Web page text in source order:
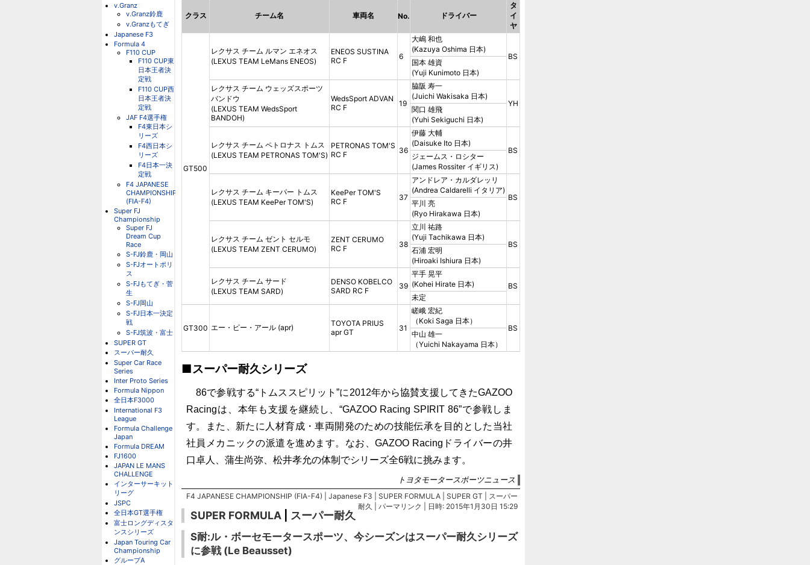
v.Granz
v.Granz鈴鹿
v.Granzもてぎ
Japanese F3
Formula 4
F110 CUP
F110 CUP東
日本王者決
定戦
F110 CUP西
日本王者決
定戦
JAF F4選手権
F4東日本シ
リーズ
F4西日本シ
リーズ
F4日本一決
定戦
F4 JAPANESE
CHAMPIONSHIP
(FIA-F4)
Super FJ
Championship
Super FJ
Dream Cup
Race
S-FJ鈴鹿・岡山
S-FJオートポリ
ス
S-FJもてぎ・菅
生
S-FJ岡山
S-FJ日本一決定
戦
S-FJ筑波・富士
SUPER GT
スーパー耐久
Super Car Race
Series
Inter Proto Series
Formula Nippon
全日本F3000
International F3
League
Formula Challenge
Japan
Formula DREAM
FJ1600
JAPAN LE MANS
CHALLENGE
インターサーキット
リーグ
JSPC
全日本GT選手権
富士ロングディスタ
ンスシリーズ
Japan Touring Car
Championship
グループA
クラス チーム名 車両名 No. ドライバー
タ
イ
ヤ
GT500
レクサス チーム ルマン エネオス
(LEXUS TEAM LeMans ENEOS)
ENEOS SUSTINA
RC F
6
大嶋 和也
(Kazuya Oshima 日本)
BS
国本 雄資
(Yuji Kunimoto 日本)
レクサス チーム ウェッズスポーツ
バンドウ
(LEXUS TEAM WedsSport
BANDOH)
WedsSport ADVAN
RC F
19
脇阪 寿一
(Juichi Wakisaka 日本)
YH
関口 雄飛
(Yuhi Sekiguchi 日本)
レクサス チーム ペトロナス トムス
(LEXUS TEAM PETRONAS TOM'S)
PETRONAS TOM'S
RC F
36
伊藤 大輔
(Daisuke Ito 日本)
BS
ジェームス・ロシター
(James Rossiter イギリス)
レクサス チーム キーパー トムス
(LEXUS TEAM KeePer TOM'S)
KeePer TOM'S
RC F
37
アンドレア・カルダレッリ
(Andrea Caldarelli イタリア)
BS
平川 亮
(Ryo Hirakawa 日本)
レクサス チーム ゼント セルモ
(LEXUS TEAM ZENT CERUMO)
ZENT CERUMO
RC F
38
立川 祐路
(Yuji Tachikawa 日本)
BS
石浦 宏明
(Hiroaki Ishiura 日本)
レクサス チーム サード
(LEXUS TEAM SARD)
DENSO KOBELCO
SARD RC F
39
平手 晃平
(Kohei Hirate 日本)
BS
未定
GT300 エー・ピー・アール (apr)
TOYOTA PRIUS
apr GT
31
嵯峨 宏紀
（Koki Saga 日本）
BS
中山 雄一
（Yuichi Nakayama 日本）
■スーパー耐久シリーズ
86で参戦する“トムススピリット”に2012年から協賛支援してきたGAZOO
Racingは、本年も支援を継続し、“GAZOO Racing SPIRIT 86”で参戦しま
す。また、新たに人材育成・車両開発のための技能伝承を目的とした当社
社員メカニックの派遣を進めます。なお、GAZOO Racingドライバーの井
口卓人、蒲生尚弥、松井孝允の体制でシリーズ全6戦に挑みます。
トヨタモータースポーツニュース
F4 JAPANESE CHAMPIONSHIP (FIA-F4)
Japanese F3 SUPER FORMULA SUPER GT
スーパー
耐久
パーマリンク | 日時: 2015年1月30日 15:29
SUPER FORMULA スーパー耐久
S耐:ル・ボーセモータースポーツ、今シーズンはスーパー耐久シリーズ
に参戦 (Le Beausset)